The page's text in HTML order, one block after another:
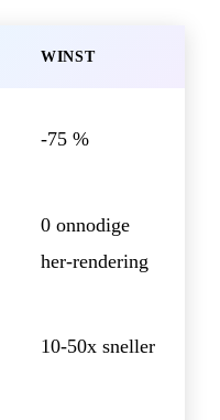
WINST
-75 %
0 onnodige
her-rendering
10-50x sneller